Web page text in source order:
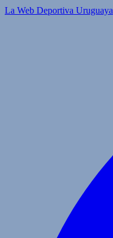
La Web Deportiva Uruguaya